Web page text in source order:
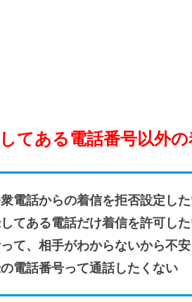
てある電話番号以外
電話からの着信を拒否設定し
てある電話だけ着信を許可し
って、相手がわからないから不
電話番号って通話したくない